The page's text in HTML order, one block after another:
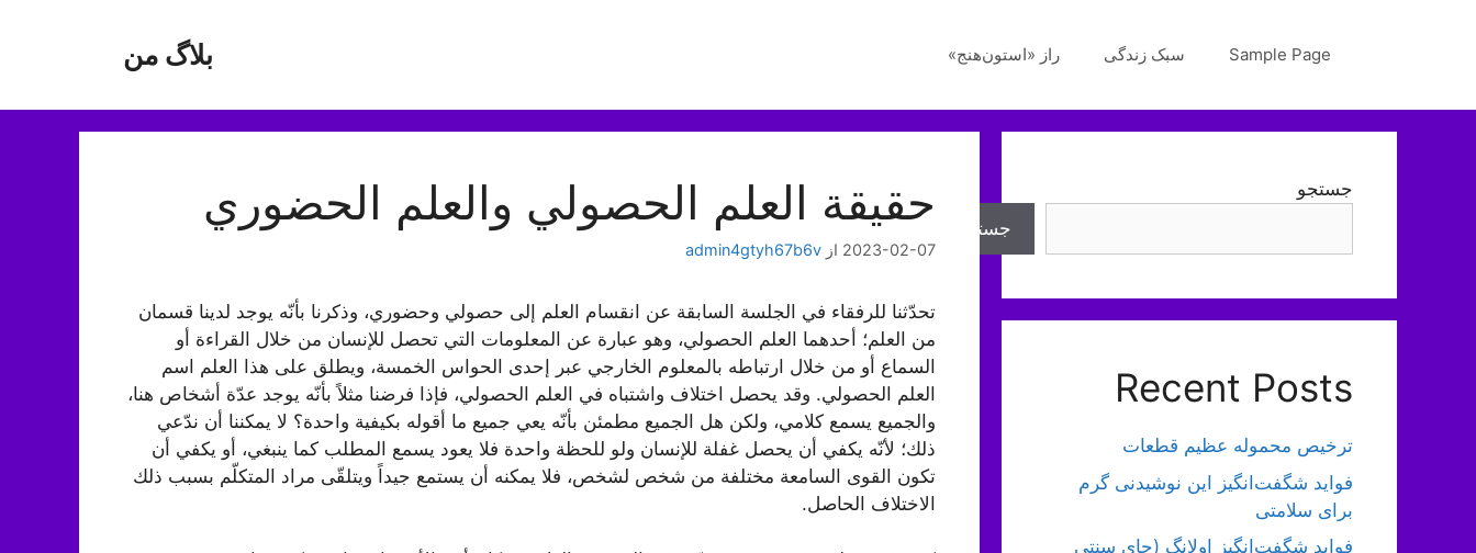
بلاگ من Sample Page سبک زندگی راز «استون‌هنج»
حقيقة العلم الحصولي والعلم الحضوري
2023-02-07 از admin4gtyh67b6v
تحدّثنا للرفقاء في الجلسة السابقة عن انقسام العلم إلى حصولي وحضوري، وذكرنا بأنّه يوجد لدينا قسمان
من العلم؛ أحدهما العلم الحصولي، وهو عبارة عن المعلومات التي تحصل للإنسان من خلال القراءة أو
السماع أو من خلال ارتباطه بالمعلوم الخارجي عبر إحدى الحواس الخمسة، ويطلق على هذا العلم اسم
العلم الحصولي. وقد يحصل اختلاف واشتباه في العلم الحصولي، فإذا فرضنا مثلاً بأنّه يوجد عدّة أشخاص هنا،
والجميع يسمع كلامي، ولكن هل الجميع مطمئن بأنّه يعي جميع ما أقوله بكيفية واحدة؟ لا يمكننا أن ندّعي
ذلك؛ لأنّه يكفي أن يحصل غفلة للإنسان ولو للحظة واحدة فلا يعود يسمع المطلب كما ينبغي، أو يكفي أن
تكون القوى السامعة مختلفة من شخص لشخص، فلا يمكنه أن يستمع جيداً ويتلقّى مراد المتكلّم بسبب ذلك
الاختلاف الحاصل.
جستجو
جستجو
Recent Posts
ترخیص محموله عظیم قطعات
فواید شگفت‌انگیز این نوشیدنی گرم
برای سلامتی
فواید شگفت‌انگیز اولانگ (چای سنتی